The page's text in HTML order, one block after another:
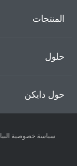
دايكن
سياسة خصوصية البيانات